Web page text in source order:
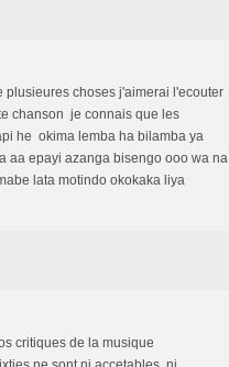
plusieures choses j'aimerai l'ecouter
chanson je connais que les
he okima lemba ha bilamba ya
aa epayi azanga bisengo ooo wa na
lata motindo okokaka liya
critiques de la musique